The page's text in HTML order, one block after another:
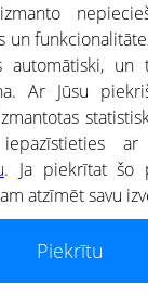
Dzimtas koks
Uzņēmumu atlase
Monitorings
par ārvalstu
informācijai ir uzziņas
un
automātiski, un
Ar Jūsu
iepazīstieties
. Ja piekrītat šo
atzīmēt savu
Piekrītu